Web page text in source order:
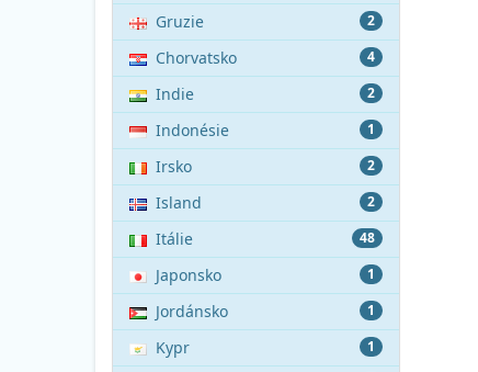
2
Gruzie
4
Chorvatsko
2
Indie
1
Indonésie
2
Irsko
2
Island
48
Itálie
1
Japonsko
1
Jordánsko
1
Kypr